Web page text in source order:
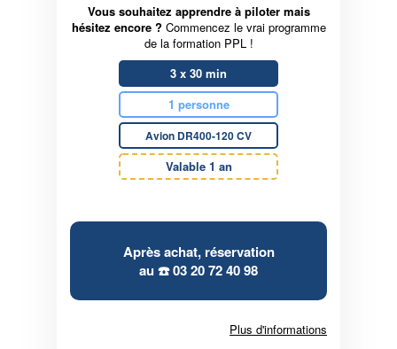
Vous souhaitez apprendre à piloter mais
hésitez encore ? Commencez le vrai programme
de la formation PPL !
3 x 30 min
1 personne
Avion DR400-120 CV
Valable 1 an
Après achat, réservation
au ☎️03 20 72 40 98
Plus d'informations